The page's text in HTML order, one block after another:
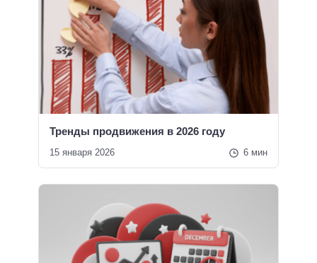
Тренды продвижения в 2026 году
15 января 2026 6 мин